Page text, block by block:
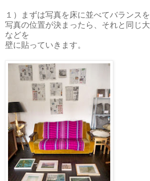
１）まずは写真を床に並べてバランスを
写真の位置が決まったら、それと同じ
などを
壁に貼っていきます。